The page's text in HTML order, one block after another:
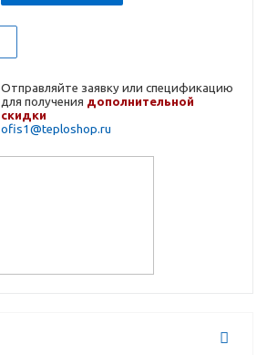
Отправляйте заявку или спецификацию
для получения дополнительной
скидки
ofis1@teploshop.ru